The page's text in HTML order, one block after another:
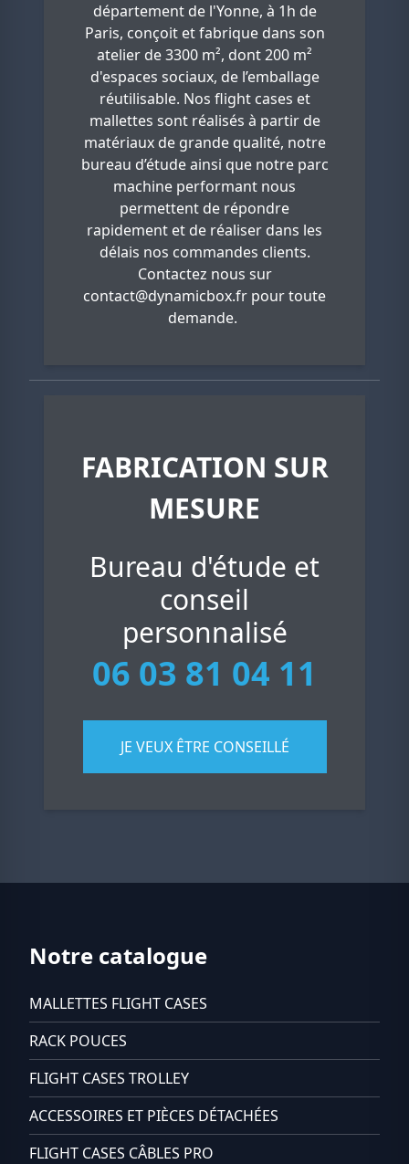
département de l'Yonne, à 1h de
Paris, conçoit et fabrique dans son
atelier de 3300 m², dont 200 m²
d'espaces sociaux, de l’emballage
réutilisable. Nos flight cases et
mallettes sont réalisés à partir de
matériaux de grande qualité, notre
bureau d’étude ainsi que notre parc
machine performant nous
permettent de répondre
rapidement et de réaliser dans les
délais nos commandes clients.
Contactez nous sur
contact@dynamicbox.fr pour toute
demande.
FABRICATION SUR
MESURE
Bureau d'étude et
conseil
personnalisé
06 03 81 04 11
JE VEUX ÊTRE CONSEILLÉ
Notre catalogue
MALLETTES FLIGHT CASES
RACK POUCES
FLIGHT CASES TROLLEY
ACCESSOIRES ET PIÈCES DÉTACHÉES
FLIGHT CASES CÂBLES PRO